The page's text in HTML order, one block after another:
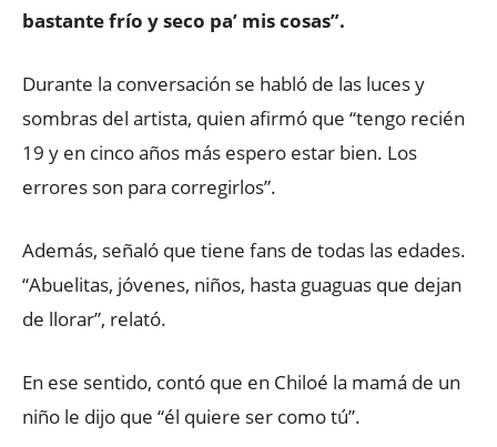
bastante frío y seco pa’ mis cosas”.
Durante la conversación se habló de las luces y
sombras del artista, quien afirmó que “tengo recién
19 y en cinco años más espero estar bien. Los
errores son para corregirlos”.
Además, señaló que tiene fans de todas las edades.
“Abuelitas, jóvenes, niños, hasta guaguas que dejan
de llorar”, relató.
En ese sentido, contó que en Chiloé la mamá de un
niño le dijo que “él quiere ser como tú”.